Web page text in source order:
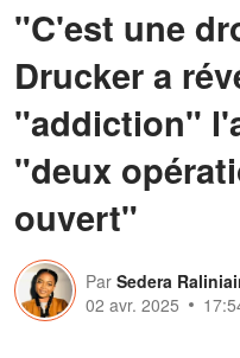
"C'est une
Drucker a
"addiction"
"deux
ouvert"
Par Sedera
02 avr. 2025